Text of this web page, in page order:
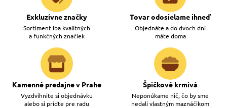
Exkluzívne značky
Sortiment iba kvalitných
a funkčných značiek
Tovar odosielame ihneď
Objednáte a do dvoch dní
máte doma
Kamenné predajne v Prahe
Vyzdvihnite si objednávku
alebo si príďte pre radu
Špičkové krmivá
Neponúkame nič, čo by sme
nedali vlastným maznáčikom